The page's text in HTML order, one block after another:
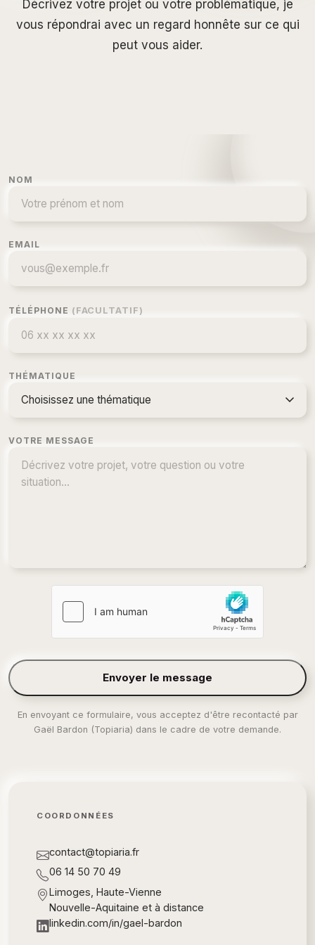
Décrivez votre projet ou votre problématique, je
vous répondrai avec un regard honnête sur ce qui
peut vous aider.
NOM
EMAIL
TÉLÉPHONE (FACULTATIF)
THÉMATIQUE
VOTRE MESSAGE
Envoyer le message
En envoyant ce formulaire, vous acceptez d'être recontacté par
Gaël Bardon (Topiaria) dans le cadre de votre demande.
COORDONNÉES
contact@topiaria.fr
06 14 50 70 49
Limoges, Haute-Vienne
Nouvelle-Aquitaine et à distance
linkedin.com/in/gael-bardon